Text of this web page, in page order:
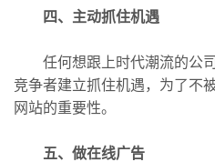
四、主动抓住机遇
任何想跟上时代潮流的公司
竞争者建立抓住机遇，为了不
网站的重要性。
五、做在线广告